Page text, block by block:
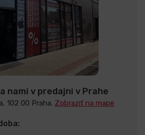
nami v predajni v Prahe
102 00 Praha. Zobraziť na mape